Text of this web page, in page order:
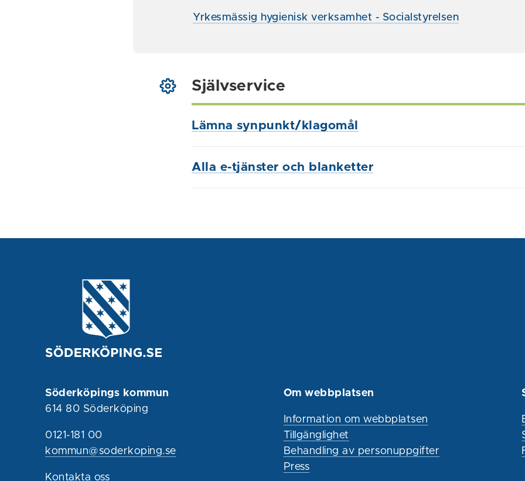
Yrkesmässig hygienisk verksamhet - Socialstyrelsen
Självservice
Lämna synpunkt/klagomål
Alla e-tjänster och blanketter
Söderköpings kommun
614 80 Söderköping
0121-181 00
kommun@soderkoping.se
Kontakta oss
Om webbplatsen
Information om webbplatsen
Tillgänglighet
Behandling av personuppgifter
Press